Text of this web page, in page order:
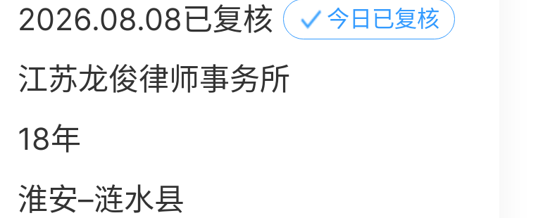
2026.08.08已复核 今日已复核
江苏龙俊律师事务所
18年
淮安–涟水县